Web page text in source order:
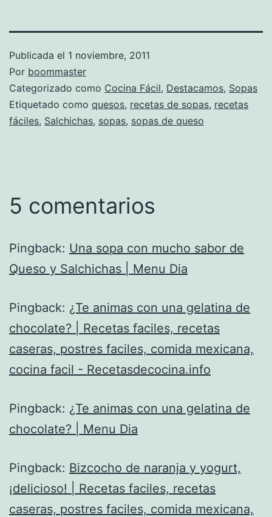
Publicada el 1 noviembre, 2011
Por boommaster
Categorizado como Cocina Fácil, Destacamos, Sopas
Etiquetado como quesos, recetas de sopas, recetas
fáciles, Salchichas, sopas, sopas de queso
5 comentarios
Pingback: Una sopa con mucho sabor de
Queso y Salchichas | Menu Dia
Pingback: ¿Te animas con una gelatina de
chocolate? | Recetas faciles, recetas
caseras, postres faciles, comida mexicana,
cocina facil - Recetasdecocina.info
Pingback: ¿Te animas con una gelatina de
chocolate? | Menu Dia
Pingback: Bizcocho de naranja y yogurt,
¡delicioso! | Recetas faciles, recetas
caseras, postres faciles, comida mexicana,